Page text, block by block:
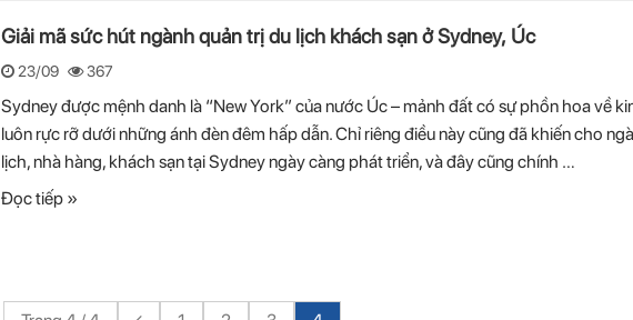
Giải mã sức hút ngành quản trị du lịch khách sạn ở Sydney, Úc
23/09 367
Sydney được mệnh danh là “New York” của nước Úc – mảnh đất có sự phồn hoa về
luôn rực rỡ dưới những ánh đèn đêm hấp dẫn. Chỉ riêng điều này cũng đã khiến cho
lịch, nhà hàng, khách sạn tại Sydney ngày càng phát triển, và đây cũng chính …
Đọc tiếp »